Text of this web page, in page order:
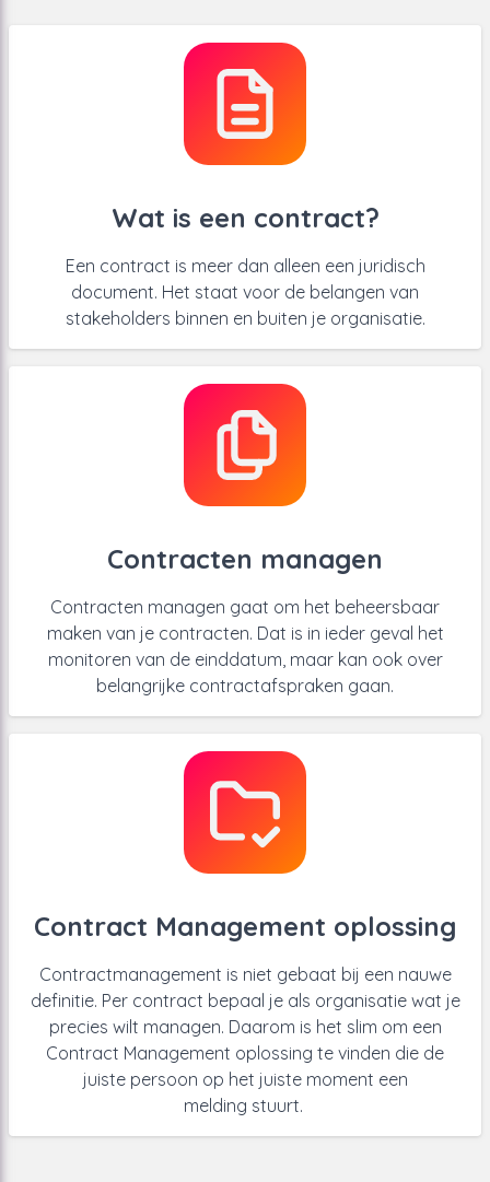
(contractregistratie)Maar aan alleen opslag of
registratie heb je als stakeholder niet
Wat is een contract?
Een contract is meer dan alleen een juridisch
document. Het staat voor de belangen van
stakeholders binnen en buiten je organisatie.
Contracten managen
Contracten managen gaat om het beheersbaar
maken van je contracten. Dat is in ieder geval het
monitoren van de einddatum, maar kan ook over
belangrijke contractafspraken gaan.
Contract Management oplossing
Contractmanagement is niet gebaat bij een nauwe
definitie. Per contract bepaal je als organisatie wat je
precies wilt managen. Daarom is het slim om een
Contract Management oplossing te vinden die de
juiste persoon op het juiste moment een
melding stuurt.